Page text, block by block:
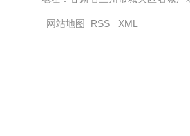
网站地图 RSS XML